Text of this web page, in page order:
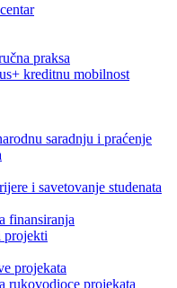
praksa
kreditnu mobilnost
saradnju i praćenje
i savetovanje studenata
finansiranja
projekti
projekata
rukovodioce projekata